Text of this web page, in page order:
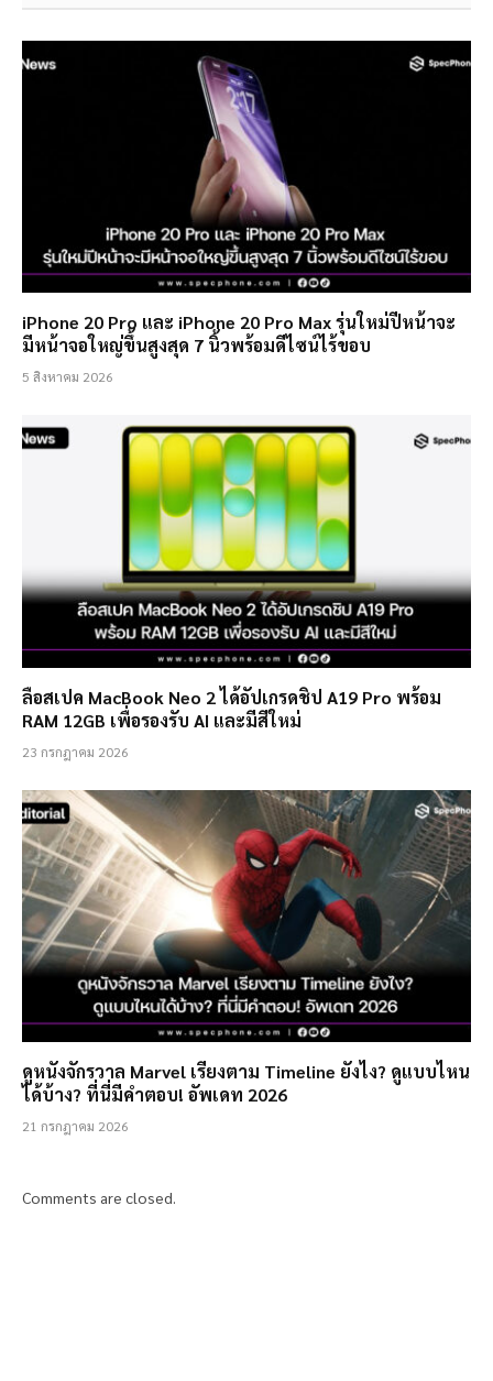
iPhone 20 Pro และ iPhone 20 Pro Max รุ่นใหม่ปีหน้าจะ
มีหน้าจอใหญ่ขึ้นสูงสุด 7 นิ้วพร้อมดีไซน์ไร้ขอบ
5 สิงหาคม 2026
ลือสเปค MacBook Neo 2 ได้อัปเกรดชิป A19 Pro พร้อม
RAM 12GB เพื่อรองรับ AI และมีสีใหม่
23 กรกฎาคม 2026
ดูหนังจักรวาล Marvel เรียงตาม Timeline ยังไง? ดูแบบไหน
ได้บ้าง? ที่นี่มีคำตอบ! อัพเดท 2026
21 กรกฎาคม 2026
Comments are closed.